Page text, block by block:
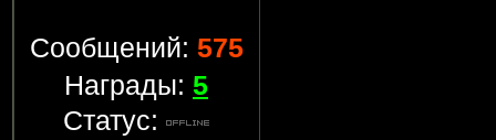
Сообщений: 575
Награды: 5
Статус: